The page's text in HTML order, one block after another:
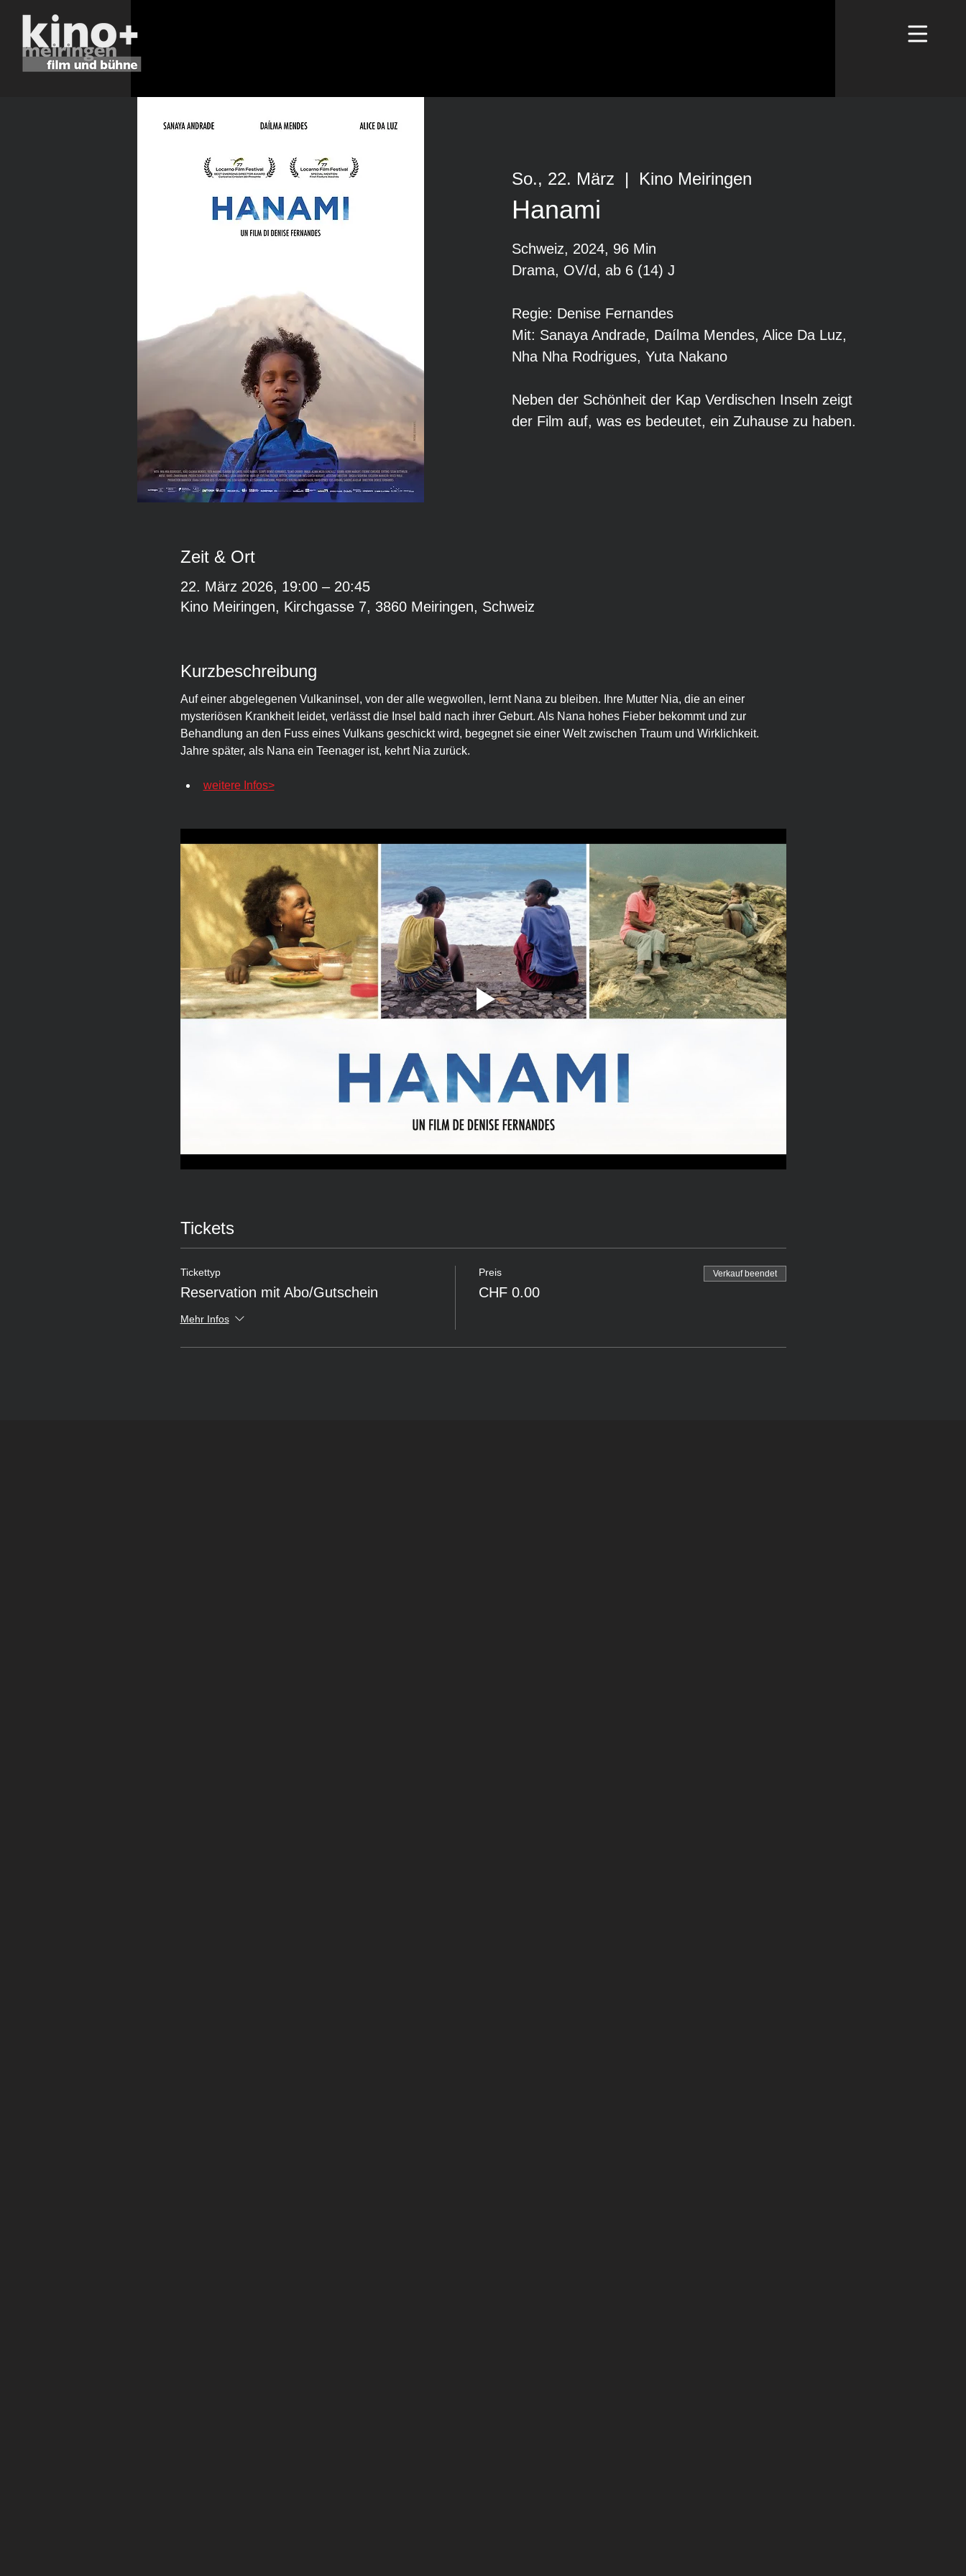
So., 22. März
  |
Kino Meiringen
Hanami
Schweiz, 2024, 96 Min
Drama, OV/d, ab 6 (14) J
Regie: Denise Fernandes
Mit: Sanaya Andrade, Daílma Mendes, Alice Da Luz,
Nha Nha Rodrigues, Yuta Nakano
Neben der Schönheit der Kap Verdischen Inseln zeigt
der Film auf, was es bedeutet, ein Zuhause zu haben.
Zeit & Ort
22. März 2026, 19:00 – 20:45
Kino Meiringen, Kirchgasse 7, 3860 Meiringen, Schweiz
Kurzbeschreibung
Auf einer abgelegenen Vulkaninsel, von der alle wegwollen, lernt Nana zu bleiben. Ihre Mutter Nia, die an einer
mysteriösen Krankheit leidet, verlässt die Insel bald nach ihrer Geburt. Als Nana hohes Fieber bekommt und zur
Behandlung an den Fuss eines Vulkans geschickt wird, begegnet sie einer Welt zwischen Traum und Wirklichkeit.
Jahre später, als Nana ein Teenager ist, kehrt Nia zurück.
weitere Infos>
Tickets
Tickettyp
Reservation mit Abo/Gutschein
Mehr Infos
Preis
CHF 0.00
Verkauf beendet